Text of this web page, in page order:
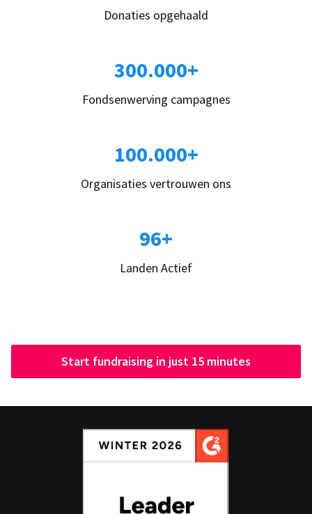
Donaties opgehaald
300.000+
Fondsenwerving campagnes
100.000+
Organisaties vertrouwen ons
96+
Landen Actief
Start fundraising in just 15 minutes